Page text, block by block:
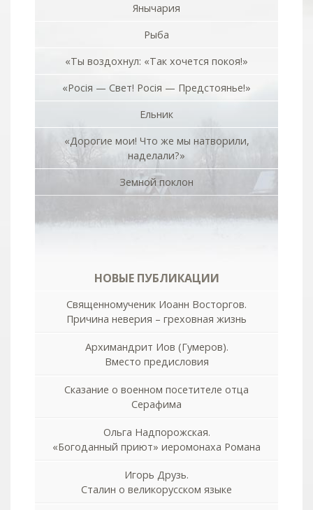
Янычария
Рыба
«Ты воздохнул: «Так хочется покоя!»
«Росiя — Свет! Росiя — Предстоянье!»
Ельник
«Дорогие мои! Что же мы натворили,
наделали?»
Земной поклон
НОВЫЕ ПУБЛИКАЦИИ
Священномученик Иоанн Восторгов.
Причина неверия – греховная жизнь
Архимандрит Иов (Гумеров).
Вместо предисловия
Сказание о военном посетителе отца
Серафима
Ольга Надпорожская.
«Богоданный приют» иеромонаха Романа
Игорь Друзь.
Сталин о великорусском языке